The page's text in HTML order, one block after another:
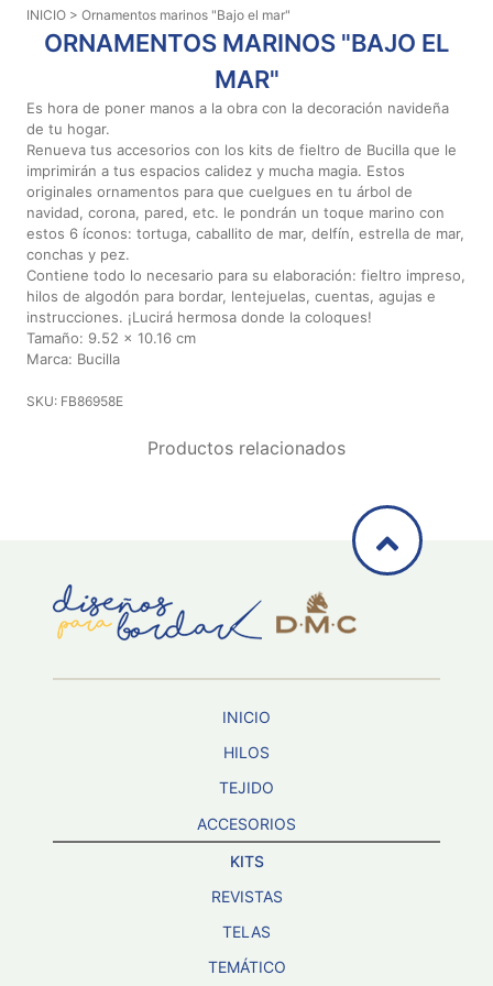
Aviso De
Privacidad
2026
Diseños
Para
Bordar
Distribuidores
INICIO > Ornamentos marinos "Bajo el mar"
ORNAMENTOS MARINOS "BAJO EL
MAR"
Es hora de poner manos a la obra con la decoración navideña
de tu hogar.
Renueva tus accesorios con los kits de fieltro de Bucilla que le
imprimirán a tus espacios calidez y mucha magia. Estos
originales ornamentos para que cuelgues en tu árbol de
navidad, corona, pared, etc. le pondrán un toque marino con
estos 6 íconos: tortuga, caballito de mar, delfín, estrella de mar,
conchas y pez.
Contiene todo lo necesario para su elaboración: fieltro impreso,
hilos de algodón para bordar, lentejuelas, cuentas, agujas e
instrucciones. ¡Lucirá hermosa donde la coloques!
Tamaño: 9.52 x 10.16 cm
Marca: Bucilla
SKU: FB86958E
Productos relacionados
INICIO
HILOS
TEJIDO
ACCESORIOS
KITS
REVISTAS
TELAS
TEMÁTICO